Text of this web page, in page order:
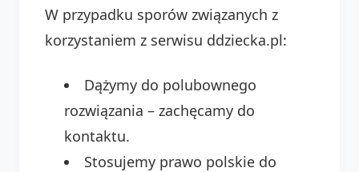
W przypadku sporów związanych z
korzystaniem z serwisu ddziecka.pl:
Dążymy do polubownego
rozwiązania – zachęcamy do
kontaktu.
Stosujemy prawo polskie do